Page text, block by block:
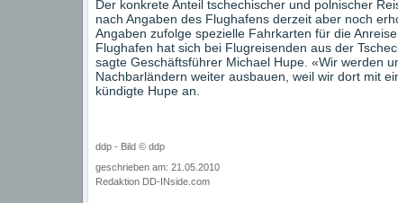
Der konkrete Anteil tschechischer und polnischer
nach Angaben des Flughafens derzeit aber noch
Angaben zufolge spezielle Fahrkarten für die
Flughafen hat sich bei Flugreisenden aus der
sagte Geschäftsführer Michael Hupe. «Wir werden
Nachbarländern weiter ausbauen, weil wir dort mit
kündigte Hupe an.
ddp - Bild © ddp
geschrieben am: 21.05.2010
Redaktion DD-INside.com